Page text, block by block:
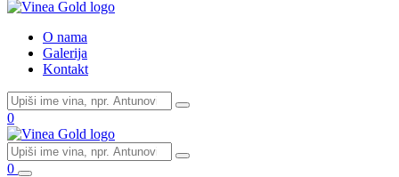
O nama
Galerija
Kontakt
0
0